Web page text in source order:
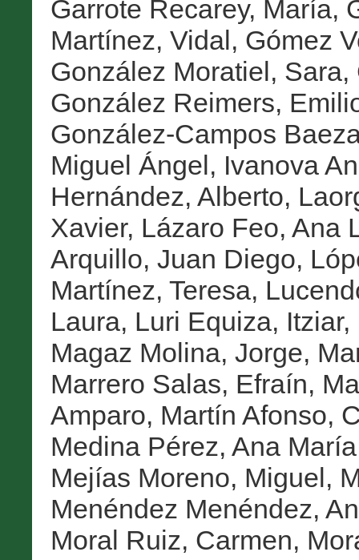
Garrote Recarey, María,
Martínez, Vidal, Gómez
González Moratiel, Sara,
González Reimers,
González-Campos
Miguel Ángel, Ivanova
Hernández, Alberto,
Xavier, Lázaro Feo, Ana
Arquillo, Juan Diego,
Martínez, Teresa,
Laura, Luri Equiza, Itziar,
Magaz Molina, Jorge,
Marrero Salas, Efraín,
Amparo, Martín Afonso,
Medina Pérez, Ana María
Mejías Moreno, Miguel,
Menéndez Menéndez,
Moral Ruiz, Carmen,